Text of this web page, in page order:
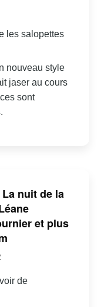
les salopettes
nouveau style
jaser au cours
sont
nuit de la
et plus
de